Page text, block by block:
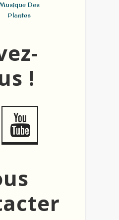
Des
Plantes
!